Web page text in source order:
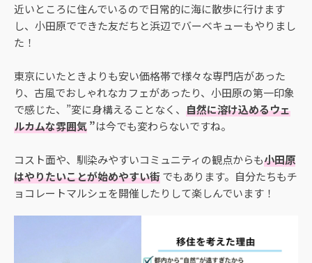
近いところに住んでいるので日常的に海に散歩に行けます
し、小田原でできた友だちと浜辺でバーベキューもやりまし
た！
東京にいたときよりも安い価格帯で様々な専門店があった
り、古風でおしゃれなカフェがあったり、小田原の第一印象
で感じた、”変に身構えることなく、 自然に溶け込めるウェ
ルカムな雰囲気”は今でも変わらないですね。
コスト面や、馴染みやすいコミュニティの観点からも小田原
はやりたいことが始めやすい街でもあります。自分たちもチ
ョコレートマルシェを開催したりして楽しんでいます！